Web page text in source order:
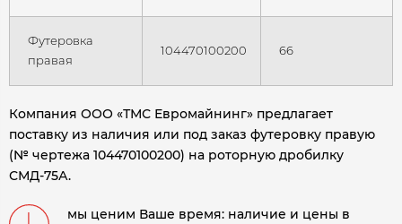
Футеровка
правая
104470100200 66
Компания ООО «ТМС Евромайнинг» предлагает
поставку из наличия или под заказ футеровку правую
(№ чертежа 104470100200) на роторную дробилку
СМД-75А.
мы ценим Ваше время: наличие и цены в